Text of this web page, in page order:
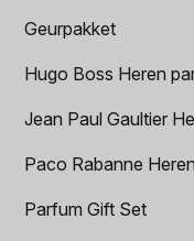
Geurpakket
Hugo Boss Heren
Jean Paul Gaultier
Paco Rabanne
Parfum Gift Set